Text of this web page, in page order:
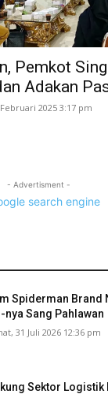
Pemkot
Adakan
2025 3:17 pm
- Advertisment -
Spiderman Brand
nya Sang Pahlawan
31 Juli 2026 12:36 pm
Sektor Logistik